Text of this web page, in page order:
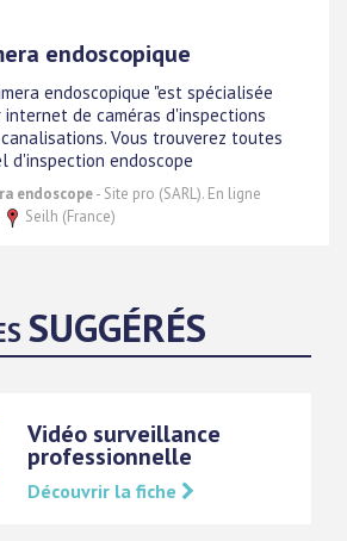
endoscopique
endoscopique "est spécialisée
de caméras d'inspections
Vous trouverez toutes
d'inspection endoscope
endoscope- Site pro (SARL). En ligne
Seilh (France)
SUGGÉRÉS
Vidéo surveillance
professionnelle
Découvrir la fiche